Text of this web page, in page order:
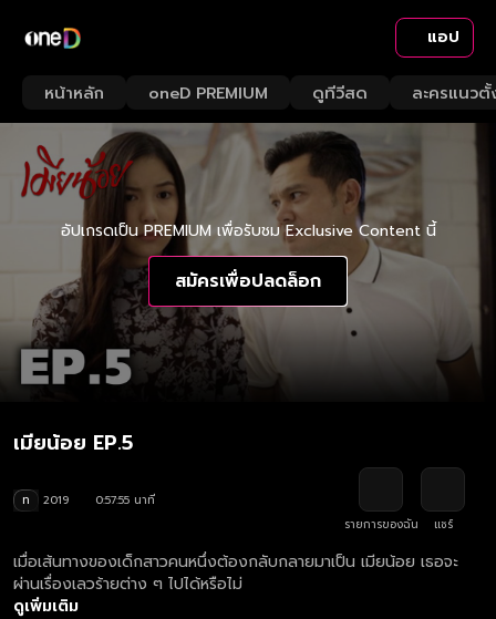
แอป
หน้าหลัก oneD PREMIUM ดูทีวีสด ละครแนวตั้
อัปเกรดเป็น PREMIUM เพื่อรับชม Exclusive Content นี้
สมัครเพื่อปลดล็อก
เมียน้อย EP.5
ท 2019
0:57:55 นาที
รายการของฉัน
แชร์
เมื่อเส้นทางของเด็กสาวคนหนึ่งต้องกลับกลายมาเป็น เมียน้อย เธอจะ
ผ่านเรื่องเลวร้ายต่าง ๆ ไปได้หรือไม่
ดูเพิ่มเติม